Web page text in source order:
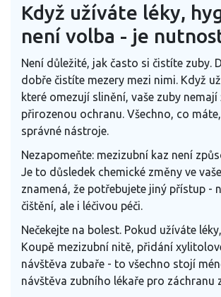
Když užíváte léky,
není volba - je
Není důležité, jak často si čistíte zuby.
dobře čistíte mezery mezi nimi. Když
které omezují slinění, vaše zuby
přirozenou ochranu. Všechno, co
správné nástroje.
Nezapomeňte: mezizubní kaz není
Je to důsledek chemické změny ve
znamená, že potřebujete jiný přístup -
čištění, ale i léčivou péči.
Nečekejte na bolest. Pokud užíváte
Koupě mezizubní nitě, přidání
návštěva zubaře - to všechno stojí
návštěva zubního lékaře pro záchranu